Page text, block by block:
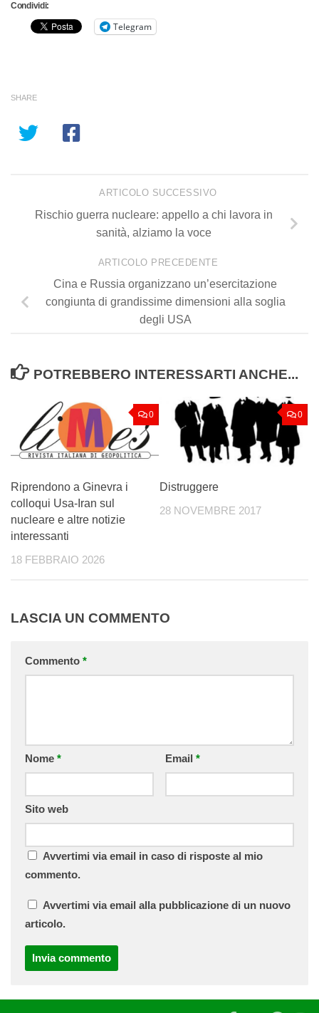
Condividi:
Telegram
SHARE
ARTICOLO SUCCESSIVO
Rischio guerra nucleare: appello a chi lavora in
sanità, alziamo la voce
ARTICOLO PRECEDENTE
Cina e Russia organizzano un’esercitazione
congiunta di grandissime dimensioni alla soglia
degli USA
POTREBBERO INTERESSARTI ANCHE...
0
Riprendono a Ginevra i
colloqui Usa-Iran sul
nucleare e altre notizie
interessanti
18 FEBBRAIO 2026
0
Distruggere
28 NOVEMBRE 2017
LASCIA UN COMMENTO
Commento *
Nome * Email *
Sito web
Avvertimi via email in caso di risposte al mio
commento.
Avvertimi via email alla pubblicazione di un nuovo
articolo.